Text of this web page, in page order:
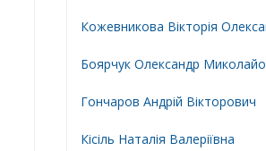
Кожевникова Вікторія
Боярчук Олександр
Гончаров Андрій Вікторович
Кісіль Наталія Валеріївна